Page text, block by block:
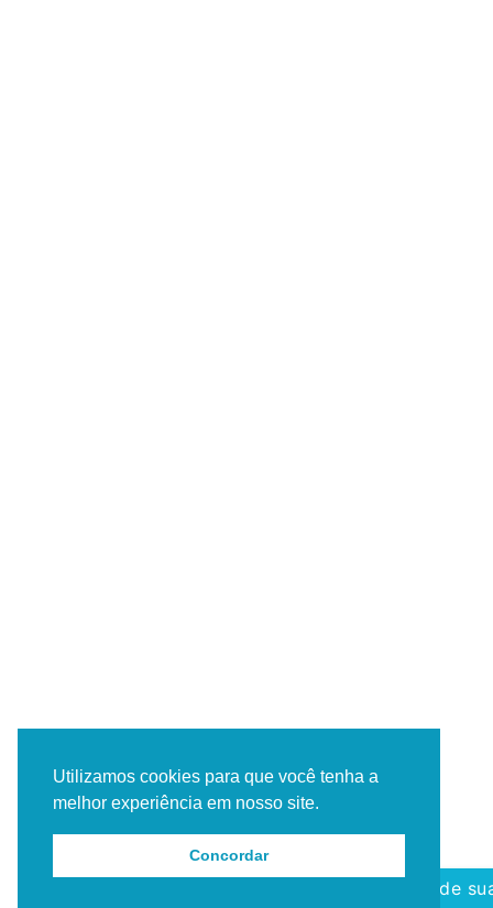
Agende
Utilizamos cookies para que você tenha a
melhor experiência em nosso site.
Concordar